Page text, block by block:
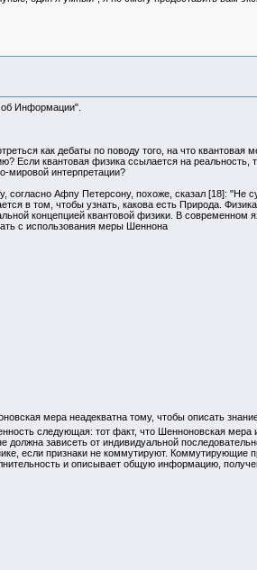
об Информации".
как дебаты по поводу того, на что квантовая
квантовая физика ссылается на реальность,
мировой интерпретации?
Афпу Петерсону, похоже, сказал [18]: "Не
в том, чтобы узнать, какова есть Природа.
концепцией квантовой физики. В современном
с использования меры Шеннона
мера неадекватна тому, чтобы описать
следующая: тот факт, что Шенноновская
зависеть от индивидуальной
если признаки не коммутируют. Коммутирующие
и описывает общую информацию,